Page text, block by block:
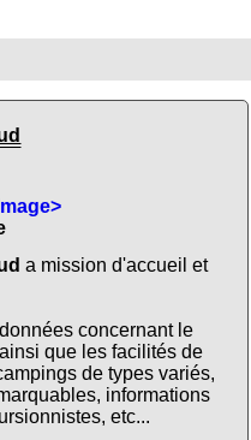
a mission d'accueil et
concernant le
que les facilités de
de types variés,
informations
etc...